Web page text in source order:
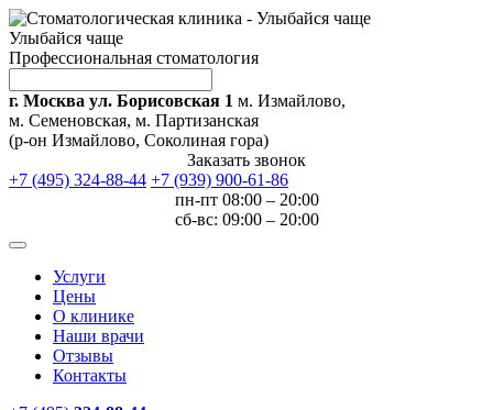
Улыбайся чаще
Профессиональная стоматология
г. Москва ул. Борисовская 1 м. Измайлово,
м. Семеновская, м. Партизанская
(р-он Измайлово, Соколиная гора)
Заказать звонок
+7 (495) 324-88-44 +7 (939) 900-61-86
пн-пт 08:00 – 20:00
сб-вс: 09:00 – 20:00
Услуги
Цены
О клинике
Наши врачи
Отзывы
Контакты